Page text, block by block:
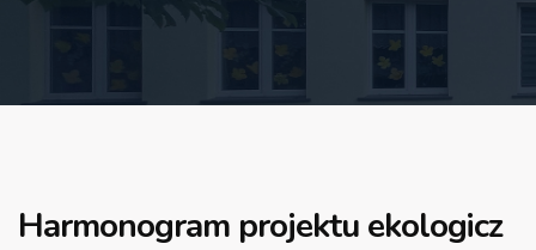
Harmonogram projektu ekologicz